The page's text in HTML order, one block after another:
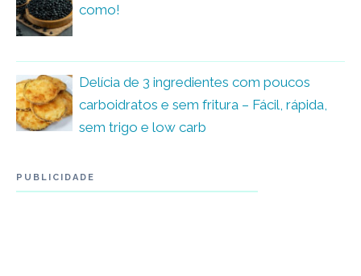
como!
Delícia de 3 ingredientes com poucos
carboidratos e sem fritura – Fácil, rápida,
sem trigo e low carb
PUBLICIDADE